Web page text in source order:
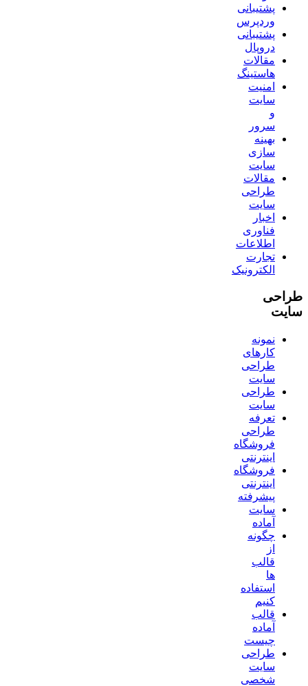
پشتیبانی
وردپرس
پشتیبانی
دروپال
مقالات
هاستینگ
امنیت
سایت
و
سرور
بهینه
سازی
سایت
مقالات
طراحی
سایت
اخبار
فناوری
اطلاعات
تجارت
الکترونیک
طراحی
سایت
نمونه
کارهای
طراحی
سایت
طراحی
سایت
تعرفه
طراحی
فروشگاه
اینترنتی
فروشگاه
اینترنتی
پیشرفته
سایت
آماده
چگونه
از
قالب
ها
استفاده
کنیم
قالب
آماده
چیست
طراحی
سایت
شخصی